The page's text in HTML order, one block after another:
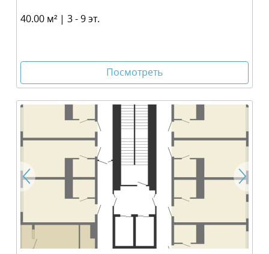
40.00 м² | 3 - 9 эт.
Посмотреть